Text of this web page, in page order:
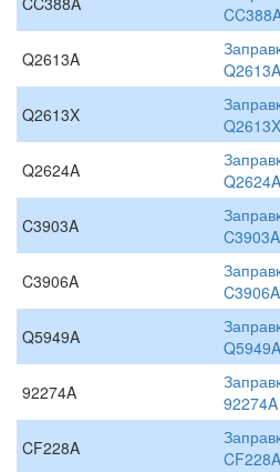
Q2613A
Q2613A
Q2613X
Q2613X
Q2624A
Q2624A
C3903A
C3903A
C3906A
C3906A
Q5949A
Q5949A
92274A
92274A
CF228A
CF228A